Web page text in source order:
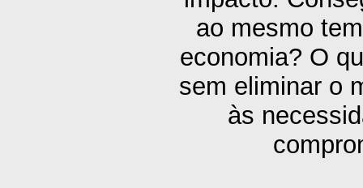
ao mesmo
economia? O
sem eliminar o
às